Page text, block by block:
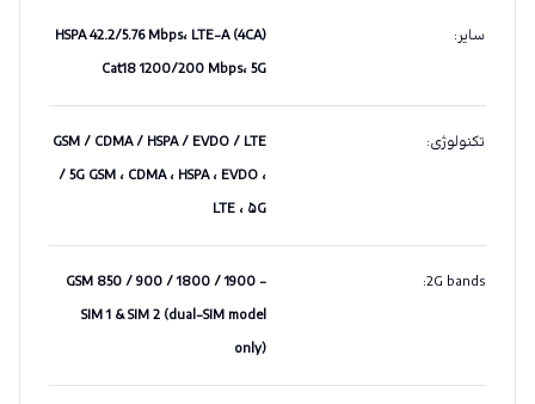
سایر:
HSPA 42.2/5.76 Mbps، LTE-A (4CA)
Cat18 1200/200 Mbps، 5G
تکنولوژی:
GSM / CDMA / HSPA / EVDO / LTE
/ 5G GSM ، CDMA ، HSPA ، EVDO ،
LTE ، ۵G
2G bands
:
GSM 850 / 900 / 1800 / 1900 -
SIM 1 & SIM 2 (dual-SIM model
only)